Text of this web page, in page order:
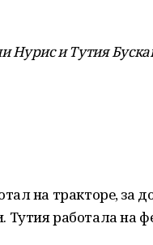
Нурис и Тутия
на тракторе, за
работала на